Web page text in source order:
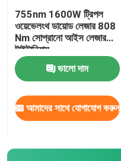
755nm 1600W ট্রিপল
ওয়েভেলংথ ডায়োড লেজার 808
Nm সোপ্রানো আইস লেজার
টাইটানিয়াম
ভালো দাম
আমাদের সাথে যোগাযোগ করুন